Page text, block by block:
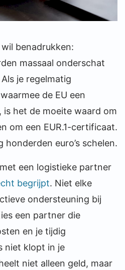
benadrukken:
massaal onderschat
je regelmatig
de EU een
het de moeite waard om
om een EUR.1-certificaat.
euro’s schelen.
een logistieke partner
begrijpt. Niet elke
ondersteuning bij
een partner die
en je tijdig
niet klopt in je
niet alleen geld, maar